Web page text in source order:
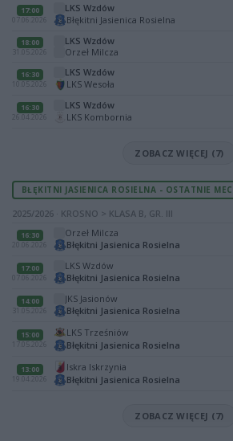
17:00
07.06.2026
LKS Wzdów
Błękitni Jasienica Rosielna
18:00
LKS Wzdów
Orzeł Milcza
16:30
LKS Wzdów
LKS Wesoła
16:30
26.04.2026
LKS Wzdów
LKS Kombornia
ZOBACZ WIĘCEJ (7)
BŁĘKITNI JASIENICA ROSIELNA - OSTATNIE
2025/2026 · KROSNO > KLASA B, GR. III
16:30
Orzeł Milcza
Błękitni Jasienica Rosielna
17:00
07.06.2026
LKS Wzdów
Błękitni Jasienica Rosielna
14:00
JKS Jasionów
Błękitni Jasienica Rosielna
15:00
17.05.2026
LKS Trześniów
Błękitni Jasienica Rosielna
13:00
19.04.2026
Iskra Iskrzynia
Błękitni Jasienica Rosielna
ZOBACZ WIĘCEJ (7)